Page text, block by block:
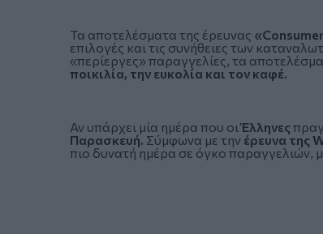
Τα αποτελέσματα της έρευνας
επιλογές και τις συνήθειες των
«περίεργες» παραγγελίες, τα
ποικιλία, την ευκολία και τον καφέ.
Αν υπάρχει μία ημέρα που οιΈλληνες
Παρασκευή. Σύμφωνα με την έρευνα της
πιο δυνατή ημέρα σε όγκο παραγγελιών,